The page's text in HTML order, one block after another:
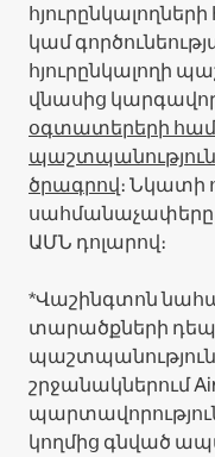
կամ
հյուրընկալողի
վնասից
օգտատերերի
պաշտպանություն
ծրագրով։ Նկատի
սահմանաչափերը
ԱՄՆ դոլարով։
*Վաշինգտոն
տարածքների
պաշտպանություն
շրջանակներում
կողմից գնված